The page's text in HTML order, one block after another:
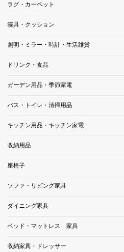
ラグ・カーペット
寝具・クッション
照明・ミラー・時計・生活雑貨
ドリンク・食品
ガーデン用品・季節家電
バス・トイレ・清掃用品
キッチン用品・キッチン家電
収納用品
座椅子
ソファ・リビング家具
ダイニング家具
ベッド・マットレス 家具
収納家具・ドレッサー